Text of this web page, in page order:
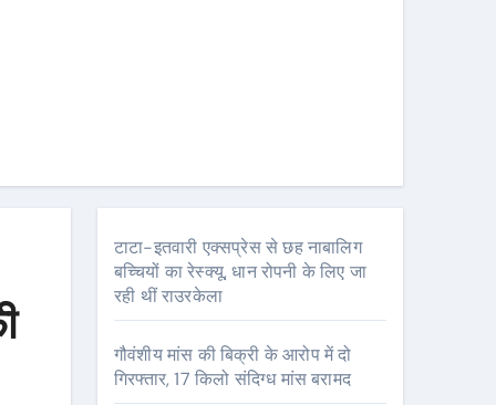
टाटा-इतवारी एक्सप्रेस से छह नाबालिग
बच्चियों का रेस्क्यू, धान रोपनी के लिए जा
रही थीं राउरकेला
गौवंशीय मांस की बिक्री के आरोप में दो
गिरफ्तार, 17 किलो संदिग्ध मांस बरामद